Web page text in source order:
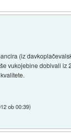
(iz
vukojebine dobivali
ob 00:39)